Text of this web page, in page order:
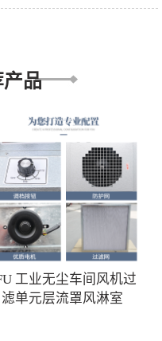
品
工业无尘车间风机过
滤单元层流罩风淋室